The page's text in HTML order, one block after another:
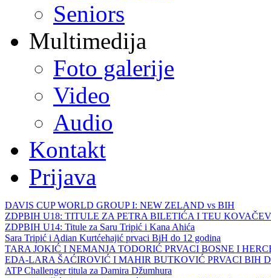
Seniors
Multimedija
Foto galerije
Video
Audio
Kontakt
Prijava
DAVIS CUP WORLD GROUP I: NEW ZELAND vs BIH
ZDPBIH U18: TITULE ZA PETRA BILETIĆA I TEU
ZDPBIH U14: Titule za Saru Tripić i Kana Ahića
Sara Tripić i Adian Kurtćehajić prvaci BiH do 12 godina
TARA JOKIĆ I NEMANJA TODORIĆ PRVACI BOSNE I
EDA-LARA ŠAĆIROVIĆ I MAHIR BUTKOVIĆ PRVACI BIH
ATP Challenger titula za Damira Džumhura